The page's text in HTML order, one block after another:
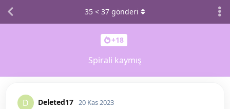
+18
Spirali kaymış
35 < 37 gönderi
D Deleted17 20 Kas 2023